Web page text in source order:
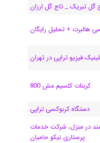
گل تبریک _ تاج گل ارزان
+ تحلیل رایگان
فیزیو تراپی در تهران
کربنات کلسیم مش 800
دستگاه کربوکسی تراپی
در منزل، شرکت خدمات
پرستاری نیکو حامیان